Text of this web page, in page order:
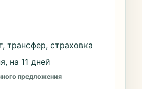
трансфер, страховка
на 11 дней
предложения